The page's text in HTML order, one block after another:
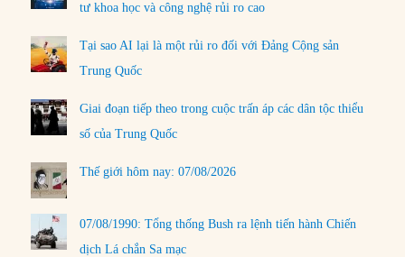
tư khoa học và công nghệ rủi ro cao
Tại sao AI lại là một rủi ro đối với Đảng Cộng sản
Trung Quốc
Giai đoạn tiếp theo trong cuộc trấn áp các dân tộc thiểu
số của Trung Quốc
Thế giới hôm nay: 07/08/2026
07/08/1990: Tổng thống Bush ra lệnh tiến hành Chiến
dịch Lá chắn Sa mạc